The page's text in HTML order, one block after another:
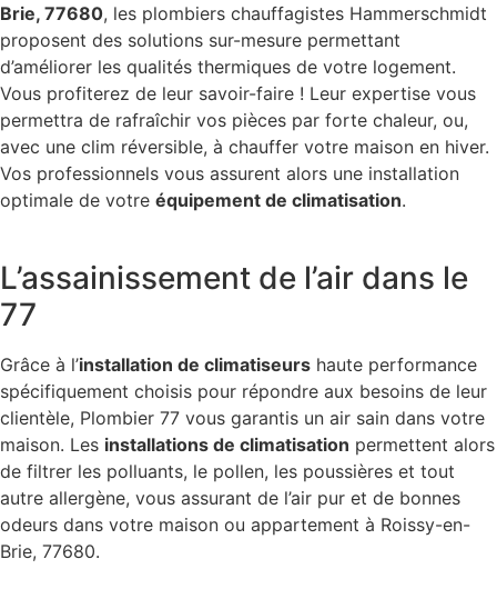
Brie, 77680, les plombiers chauffagistes Hammerschmidt
proposent des solutions sur-mesure permettant
d’améliorer les qualités thermiques de votre logement.
Vous profiterez de leur savoir-faire ! Leur expertise vous
permettra de rafraîchir vos pièces par forte chaleur, ou,
avec une clim réversible, à chauffer votre maison en hiver.
Vos professionnels vous assurent alors une installation
optimale de votre équipement de climatisation.
L’assainissement de l’air dans le
77
Grâce à l’installation de climatiseurs haute performance
spécifiquement choisis pour répondre aux besoins de leur
clientèle, Plombier 77 vous garantis un air sain dans votre
maison. Les installations de climatisation permettent alors
de filtrer les polluants, le pollen, les poussières et tout
autre allergène, vous assurant de l’air pur et de bonnes
odeurs dans votre maison ou appartement à Roissy-en-
Brie, 77680.